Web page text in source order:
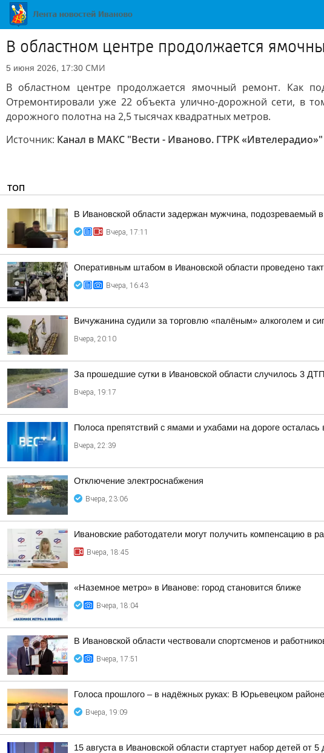
В областном центре продолжается
5 июня 2026, 17:30 СМИ
В областном центре продолжается ямочный ремонт. Как
Отремонтировали уже 22 объекта улично-дорожной сети, в
дорожного полотна на 2,5 тысячах квадратных метров.
Источник: Канал в МАКС "Вести - Иваново. ГТРК «Ивтелерадио»"
ТОП
В Ивановской области задержан мужчина, подозреваемый
Вчера, 17:11
Оперативным штабом в Ивановской области проведено
Вчера, 16:43
Вичужанина судили за торговлю «палёным» алкоголем и
Вчера, 20:10
За прошедшие сутки в Ивановской области случилось 3 ДТП
Вчера, 19:17
Полоса препятствий с ямами и ухабами на дороге
Вчера, 22:39
Отключение электроснабжения
Вчера, 23:06
Ивановские работодатели могут получить компенсацию в
Вчера, 18:45
«Наземное метро» в Иванове: город становится ближе
Вчера, 18:04
В Ивановской области чествовали спортсменов и
Вчера, 17:51
Голоса прошлого – в надёжных руках: В Юрьевецком
Вчера, 19:09
15 августа в Ивановской области стартует набор детей от